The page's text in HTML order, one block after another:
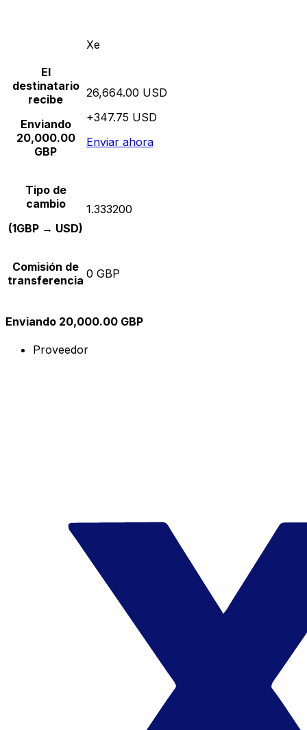
Xe
El
destinatario
recibe
Enviando
20,000.00
GBP
26,664.00 USD
+347.75 USD
Enviar ahora
Tipo de
cambio
(1GBP → USD)
1.333200
Comisión de
transferencia 0 GBP
Enviando 20,000.00 GBP
Proveedor